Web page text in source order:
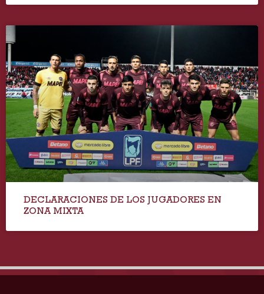
DECLARACIONES DE LOS JUGADORES EN
ZONA MIXTA